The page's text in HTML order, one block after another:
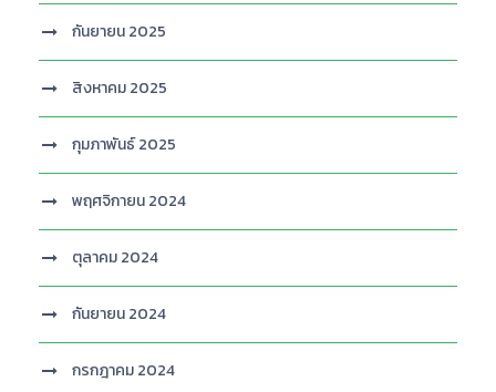
กันยายน 2025
สิงหาคม 2025
กุมภาพันธ์ 2025
พฤศจิกายน 2024
ตุลาคม 2024
กันยายน 2024
กรกฎาคม 2024